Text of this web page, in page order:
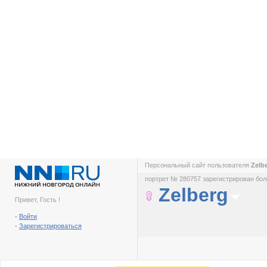
Привет, Гость !
- Войти
- Зарегистрироваться
Персональный сайт пользователя
портрет № 280757 зарегистрирован
Zelberg